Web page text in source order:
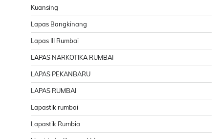
Kuansing
Lapas Bangkinang
Lapas III Rumbai
LAPAS NARKOTIKA RUMBAI
LAPAS PEKANBARU
LAPAS RUMBAI
Lapastik rumbai
Lapastik Rumbia